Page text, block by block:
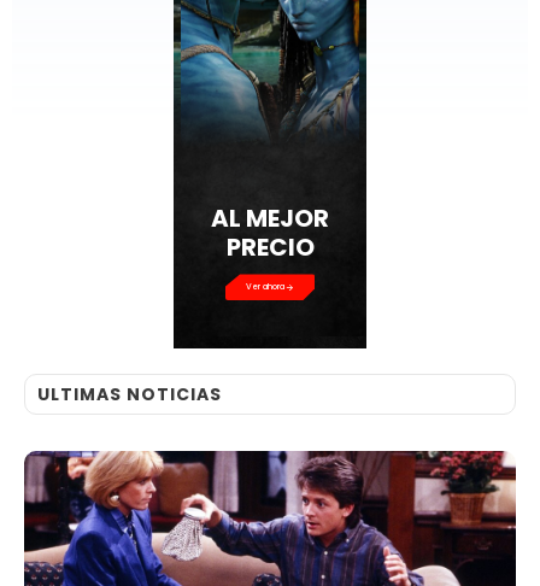
AL MEJOR
PRECIO
Ver ahora
ULTIMAS NOTICIAS